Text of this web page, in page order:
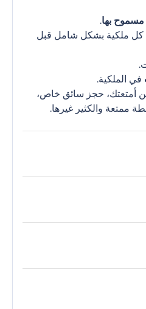
مسموح بها.
كل ملكية بشكل شامل قبل
في الملكية.
أمتعتك، حجز سائق خاص،
ممتعة والكثير غيرها.